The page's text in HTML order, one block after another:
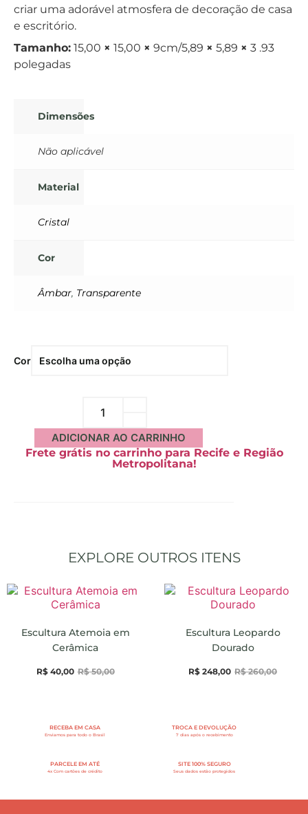
criar uma adorável atmosfera de decoração de casa
e escritório.
Tamanho: 15,00 × 15,00 × 9cm/5,89 × 5,89 × 3 .93
polegadas
Dimensões
Não aplicável
Material
Cristal
Cor
Âmbar, Transparente
Cor
ADICIONAR AO CARRINHO
Frete grátis no carrinho para Recife e Região
Metropolitana!
EXPLORE OUTROS ITENS
Escultura Atemoia em
Cerâmica
R$50,00
R$40,00
Escultura Leopardo
Dourado
R$260,00
R$ 248,00
RECEBA EM CASA
Enviamos para todo o Brasil
TROCA E DEVOLUÇÃO
7 dias após o recebimento
PARCELE EM ATÉ
4x Com cartões de crédito
SITE 100% SEGURO
Seus dados estão protegidos